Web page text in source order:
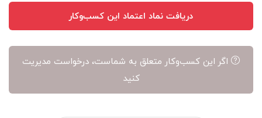
دریافت نماد اعتماد این کسب‌وکار
اگر این کسب‌وکار متعلق به شماست، درخواست مدیریت
کنید